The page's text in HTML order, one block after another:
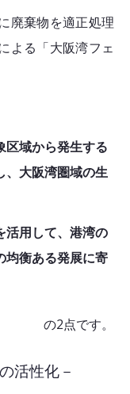
廃棄物を適正処理
よる「大阪湾フェ
区域から発生する
、大阪湾圏域の生
活用して、港湾の
均衡ある発展に寄
の2点です。
活性化－